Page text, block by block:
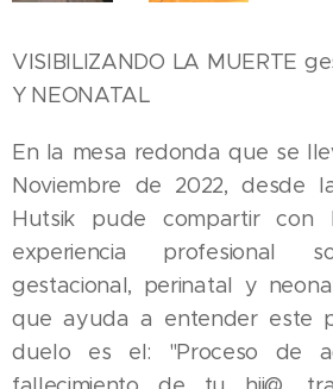
VISIBILIZANDO LA MUERTE
Y NEONATAL
En la mesa redonda que se
Noviembre de 2022, desde
Hutsik pude compartir con
experiencia profesional
gestacional, perinatal y
que ayuda a entender este
duelo es el: "Proceso de